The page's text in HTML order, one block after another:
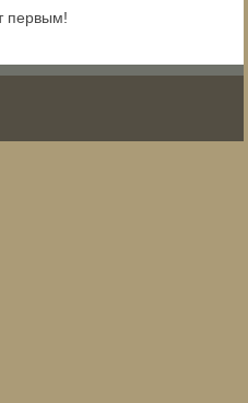
первым!